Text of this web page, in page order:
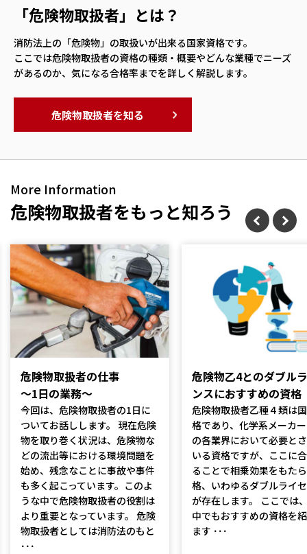
「危険物取扱者」とは？
消防法上の「危険物」の取扱いが出来る国家資格です。
ここでは危険物取扱者の資格の種類・概要やどんな業種でニーズ
があるのか、気になる合格率までを詳しく解説します。
危険物取扱者を知る
More Information
危険物取扱者をもっと知ろう
危険物取扱者の仕事
～1日の業務～
今回は、危険物取扱者の1日に
ついてお話しします。 現在危険
物を取り巻く状況は、危険物な
どの流出等における環境問題を
始め、残念なことに事故や事件
も多く起こっています。このよ
うな中で危険物取扱者の役割は
より重要となっています。 危険
物取扱者としては消防法のもと
･･･
危険物乙4とのダブル
ンスにおすすめの資格
危険物取扱者乙種４類は
格であり、化学系メーカ
の各業界において必要と
いる資格ですが、ここに
ることで相乗効果をもた
格、いわゆるダブルライ
が存在します。 ここでは
中でもおすすめの資格を
ます ･･･